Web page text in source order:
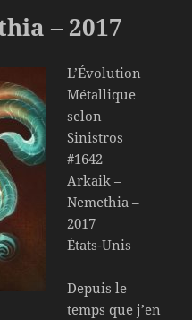
– 2017
L’Évolution
Métallique
selon
Sinistros
#1642
Arkaik –
Nemethia –
2017
États-Unis
Depuis le
temps que j’en